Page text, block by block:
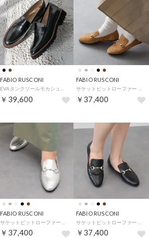
FABIO RUSCONI
EVAタンクソールモカシューズ （ブラック）
￥39,600
FABIO RUSCONI
サケットビットローファー （キャメルスウェード）
￥37,400
FABIO RUSCONI
￥37,400
FABIO RUSCONI
￥37,400